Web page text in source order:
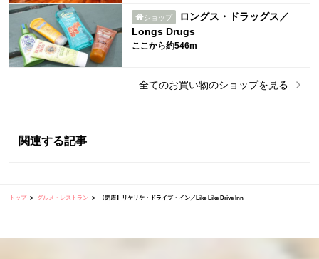
ショップ
ロングス・ドラッグス／
Longs Drugs
ここから約546m
全てのお買い物のショップを見る
関連する記事
トップ グルメ・レストラン 【閉店】リケリケ・ドライブ・イン／Like Like Drive Inn